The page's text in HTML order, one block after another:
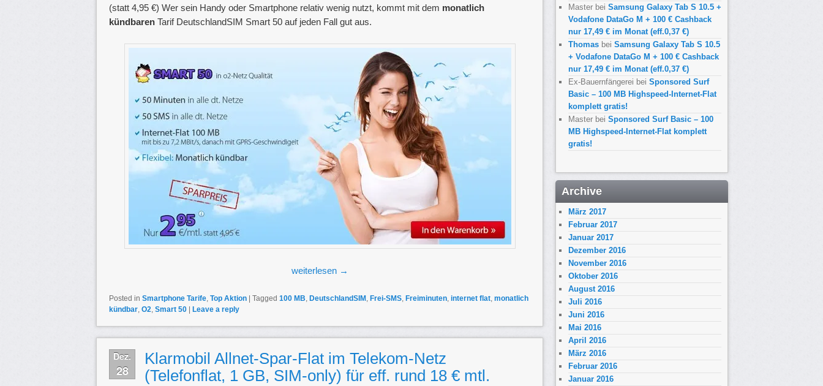
(statt 4,95 €) Wer sein Handy oder Smartphone relativ wenig nutzt, kommt mit dem monatlich
kündbaren Tarif DeutschlandSIM Smart 50 auf jeden Fall gut aus.
weiterlesen →
Posted in Smartphone Tarife Top Aktion | Tagged 100 MB DeutschlandSIM Frei-SMS Freiminuten internet flat monatlich
kündbar O2 Smart 50 | Leave a reply
Dez.
28
Klarmobil Allnet-Spar-Flat im Telekom-Netz
(Telefonflat, 1 GB, SIM-only) für eff. rund 18 € mtl.
Master bei Samsung Galaxy Tab S 10.5 +
Vodafone DataGo M + 100 € Cashback
nur 17,49 € im Monat (eff.0,37 €)
Thomas bei Samsung Galaxy Tab S 10.5
+ Vodafone DataGo M + 100 € Cashback
nur 17,49 € im Monat (eff.0,37 €)
Ex-Bauernfängerei bei Sponsored Surf
Basic – 100 MB Highspeed-Internet-Flat
komplett gratis!
Master bei Sponsored Surf Basic – 100
MB Highspeed-Internet-Flat komplett
gratis!
Archive
März 2017
Februar 2017
Januar 2017
Dezember 2016
November 2016
Oktober 2016
August 2016
Juli 2016
Juni 2016
Mai 2016
April 2016
März 2016
Februar 2016
Januar 2016